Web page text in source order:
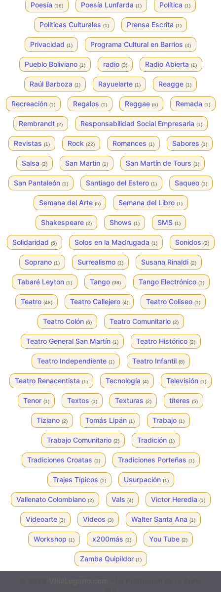
Poesía (16) Poesía Lunfarda (1) Política (1)
Políticas Culturales (1) Prensa Escrita (1)
Privacidad (1) Programa Cultural en Barrios (4)
Pueblo Boliviano (1) radio (3) Radio Abierta (1)
Raúl Barboza (1) Rayuelarte (1) Reagge (1)
Recreación (1) Regalos (1) Reggae (6) Remada (1)
Rembrandt (2) Responsabilidad Social Empresaria (1)
Revistas (1) Rock (22) Romances (1) Sabores (1)
Salsa (2) San Martin (1) San Martín de Tours (1)
San Pantaleón (1) Santiago del Estero (1) Saqueo (1)
Semana del Arte (5) Semana del Libro (1)
Shakespeare (2) Shows (1) SMS (1)
Solidaridad (5) Solos en la Madrugada (1) Sonidos (2)
Soprano (1) Surrealismo (1) Susana Rinaldi (2)
Tabaré Leyton (1) Tango (98) Tango Electrónico (1)
Teatro (48) Teatro Callejero (4) Teatro Coliseo (1)
Teatro Colón (6) Teatro Comunitario (2)
Teatro General San Martín (1) Teatro Histórico (2)
Teatro Independiente (1) Teatro Infantil (8)
Teatro Renacentista (1) Tecnología (4) Televisión (1)
Tenor (1) Textos (1) Texturas (2) títeres (5)
Tiziano (2) Tomás Lipán (1) Trabajo (1)
Trabajo Comunitario (2) Tradición (1)
Tradiciones Croatas (1) Tradiciones Porteñas (1)
Trajes Típicos (1) Usurpación (1)
Vallenato Colombiano (2) Vals (4) Victor Heredia (1)
Videoarte (3) Videos (3) Walter Santa Ana (1)
Workshop (1) x200más (1) You Tube (2)
Zamba Quipildor (1)